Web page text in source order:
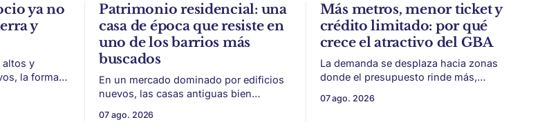
ya no
y
altos y
la forma
Patrimonio residencial: una
casa de época que resiste en
uno de los barrios más
buscados
En un mercado dominado por edificios
nuevos, las casas antiguas bien
escala y detalles difíciles de replicar.
07 ago. 2026
Más metros, menor ticket y
crédito limitado: por qué
crece el atractivo del GBA
La demanda se desplaza hacia zonas
donde el presupuesto rinde más,
en CABA y menor acceso al crédito
07 ago. 2026